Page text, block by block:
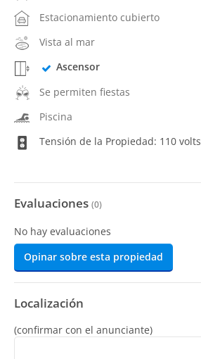
Estacionamiento cubierto
Vista al mar
Ascensor
Se permiten fiestas
Piscina
Tensión de la Propiedad: 110 volts
Evaluaciones (0)
No hay evaluaciones
Opinar sobre esta propiedad
Localización
(confirmar con el anunciante)